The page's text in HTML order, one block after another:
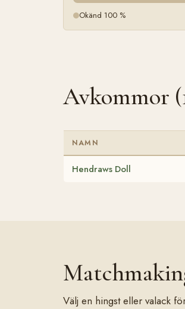
Okänd 100 %
Avkommor
NAMN
Hendraws Doll
Välj en hingst eller valack